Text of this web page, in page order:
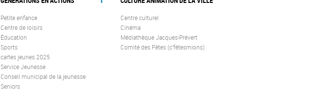
Petite enfance
Centre de loisirs
Éducation
Sports
cartes jeunes 2025
Service Jeunesse
Conseil municipal de la jeunesse
Seniors
Centre culturel
Cinéma
Médiathèque Jacques-Prévert
Comité des Fêtes (c’fêtesmions)